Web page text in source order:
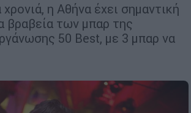
χρονιά, η Αθήνα έχει σημαντική
βραβεία των μπαρ της
50 Best, με 3 μπαρ να